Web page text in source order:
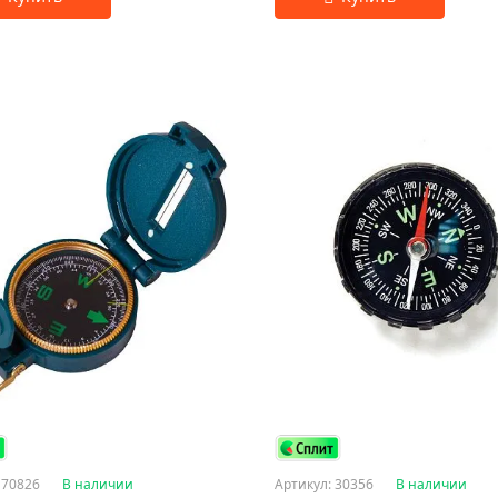
В наличии Артикул: 30356 В наличии